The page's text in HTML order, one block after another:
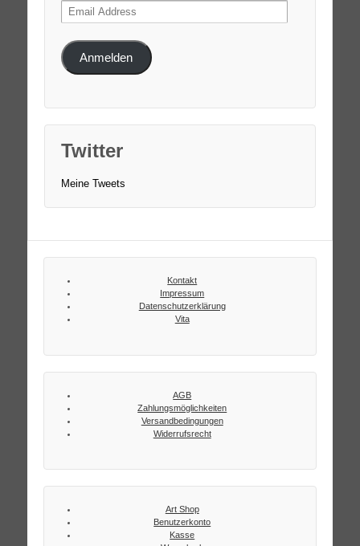
Email
Address
Anmelden
Twitter
Meine Tweets
Kontakt
Impressum
Datenschutzerklärung
Vita
AGB
Zahlungsmöglichkeiten
Versandbedingungen
Widerrufsrecht
Art Shop
Benutzerkonto
Kasse